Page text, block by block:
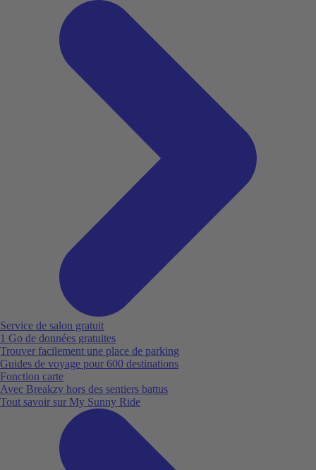
Service de salon gratuit
1 Go de données gratuites
Trouver facilement une place de parking
Guides de voyage pour 600 destinations
Fonction carte
Avec Breakzy hors des sentiers battus
Tout savoir sur My Sunny Ride